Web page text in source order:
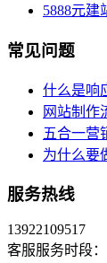
5888元建
常见问题
什么是响
网站制作
五合一营
为什么要
服务热线
13922109517
客服服务时段